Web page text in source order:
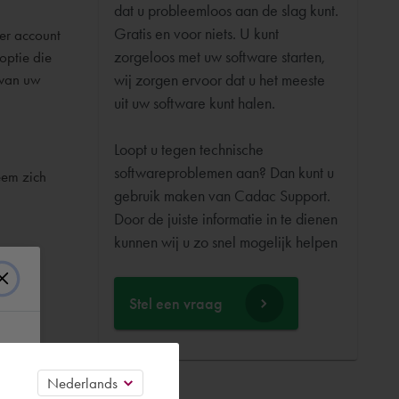
account
die
uw
zich
dat u probleemloos aan de slag kunt.
Gratis en voor niets. U kunt
zorgeloos met uw software starten,
wij zorgen ervoor dat u het meeste
uit uw software kunt halen.
Loopt u tegen technische
softwareproblemen aan? Dan kunt u
gebruik maken van Cadac Support.
Door de juiste informatie in te dienen
Stel een vraag